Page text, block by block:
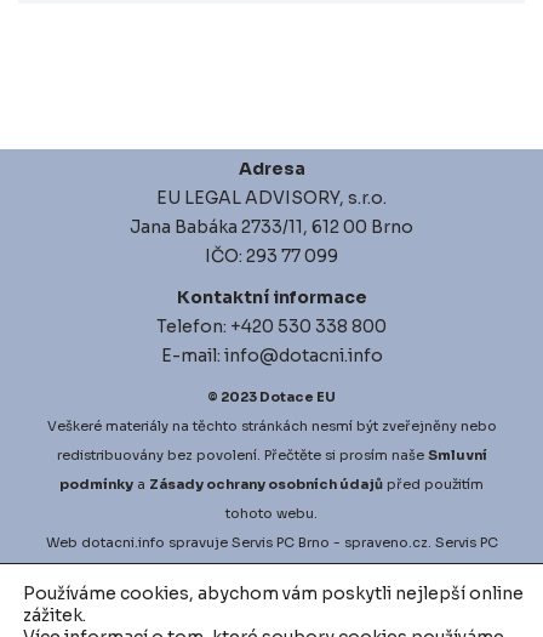
Adresa
EU LEGAL ADVISORY, s.r.o.
Jana Babáka 2733/11, 612 00 Brno
IČO: 293 77 099
Kontaktní informace
Telefon: +420 530 338 800
E-mail: info@dotacni.info
© 2023 Dotace EU
Veškeré materiály na těchto stránkách nesmí být zveřejněny nebo
redistribuovány bez povolení. Přečtěte si prosím naše Smluvní
podmínky a Zásady ochrany osobních údajů před použitím
tohoto webu.
Web dotacni.info spravuje Servis PC Brno - spraveno.cz. Servis PC
nejlepší možné podmínky pro vaši zakázku.vodni-audit.cza
d igitalni-audit.cz zefektivní činnosti přesně dle vašich potřeb.
Používáme cookies, abychom vám poskytli nejlepší online
zážitek.